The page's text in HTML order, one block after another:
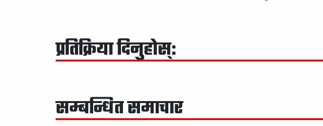
प्रतिक्रिया दिनुहोस्:
सम्बन्धित समाचार